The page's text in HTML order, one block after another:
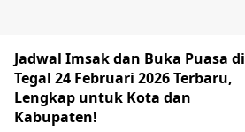
Jadwal Imsak dan Buka Puasa di
Tegal 24 Februari 2026 Terbaru,
Lengkap untuk Kota dan
Kabupaten!